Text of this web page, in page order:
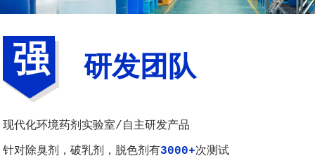
强 研发团队
现代化环境药剂实验室/自主研发产品
针对除臭剂，破乳剂，脱色剂有3000+次测试